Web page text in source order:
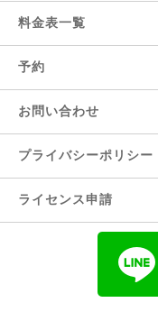
料金表一覧
予約
お問い合わせ
プライバシーポリシー
ライセンス申請